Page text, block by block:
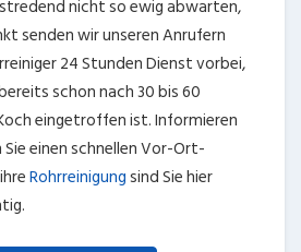
nicht so ewig abwarten,
senden wir unseren Anrufern
24 Stunden Dienst vorbei,
schon nach 30 bis 60
eingetroffen ist. Informieren
einen schnellen Vor-Ort-
Rohrreinigungsind Sie hier